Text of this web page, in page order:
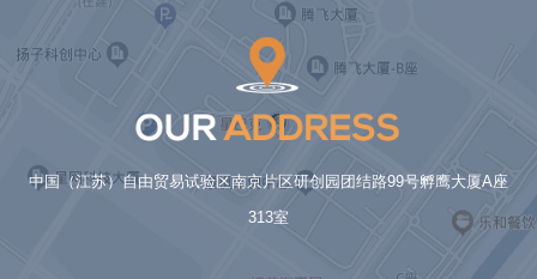
中国（江苏）自由贸易试验区南京片区研创园团结路99号孵鹰大厦A座
313室